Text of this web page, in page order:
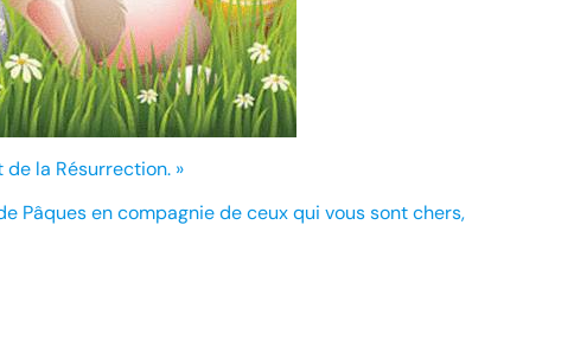
la Résurrection. »
Pâques en compagnie de ceux qui vous sont chers,